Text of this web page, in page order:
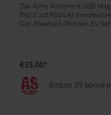
Das Army Armament GBB
R603 und R604 ist ein
Gas-Blowback-Pistolen. Es
Gasbetrieb: Für Green Gas /
ausgelegt und sorgt für
Fassungsvermögen: 28
realistischer Optik. Zuverlässiges Feeding: Präzise
€35.00*
Ensure 35 bonus